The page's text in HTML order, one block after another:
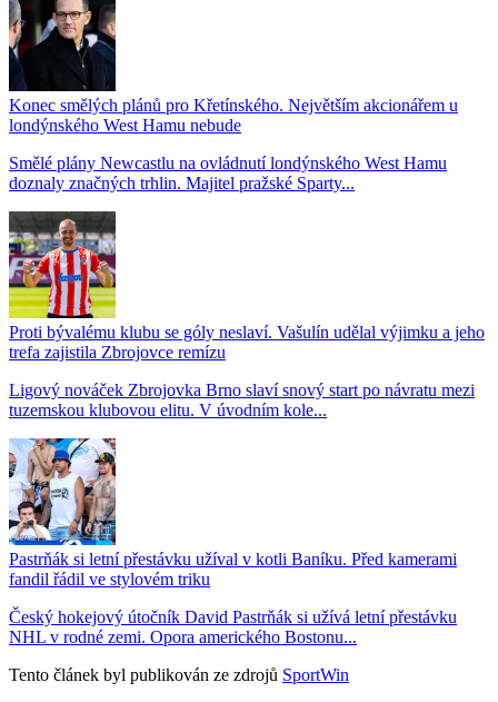
Konec smělých plánů pro Křetínského. Největším akcionářem u
londýnského West Hamu nebude
Smělé plány Newcastlu na ovládnutí londýnského West Hamu
doznaly značných trhlin. Majitel pražské Sparty...
Proti bývalému klubu se góly neslaví. Vašulín udělal výjimku a jeho
trefa zajistila Zbrojovce remízu
Ligový nováček Zbrojovka Brno slaví snový start po návratu mezi
tuzemskou klubovou elitu. V úvodním kole...
Pastrňák si letní přestávku užíval v kotli Baníku. Před kamerami
fandil řádil ve stylovém triku
Český hokejový útočník David Pastrňák si užívá letní přestávku
NHL v rodné zemi. Opora amerického Bostonu...
Tento článek byl publikován ze zdrojů SportWin